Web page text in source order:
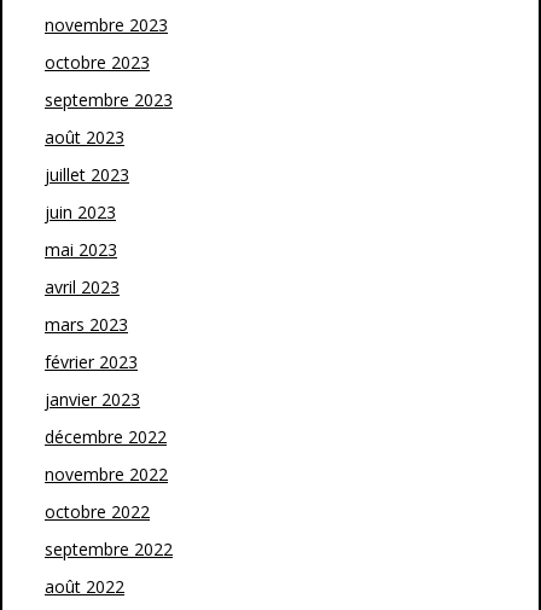
novembre 2023
octobre 2023
septembre 2023
août 2023
juillet 2023
juin 2023
mai 2023
avril 2023
mars 2023
février 2023
janvier 2023
décembre 2022
novembre 2022
octobre 2022
septembre 2022
août 2022